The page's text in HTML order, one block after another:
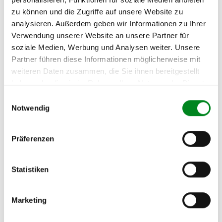
zu können und die Zugriffe auf unsere Website zu
analysieren. Außerdem geben wir Informationen zu Ihrer
Verwendung unserer Website an unsere Partner für
soziale Medien, Werbung und Analysen weiter. Unsere
Partner führen diese Informationen möglicherweise mit
weiteren Daten zusammen, die Sie ihnen bereitgestellt
haben oder die sie im Rahmen Ihrer Nutzung der Dienste
Notwendig
Präferenzen
Statistiken
Marketing
Fahrzeug-Suche für AT-Servopumpen»
Oder einfach im Chatnachfragen.
Hersteller/EU Verantwortliche
Person
Hersteller
TMC Turbolader Manufaktur Coesfeld
Am Wasserturm 55, Coesfeld, NRW, 48653, DE
Telefon: